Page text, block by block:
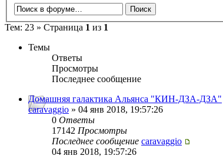
Тем: 23 » Страница 1 из 1
Темы
Ответы
Просмотры
Последнее сообщение
Домашняя галактика Альянса "КИН-ДЗА-ДЗА"
caravaggio » 04 янв 2018, 19:57:26
0 Ответы
17142 Просмотры
Последнее сообщение caravaggio
04 янв 2018, 19:57:26